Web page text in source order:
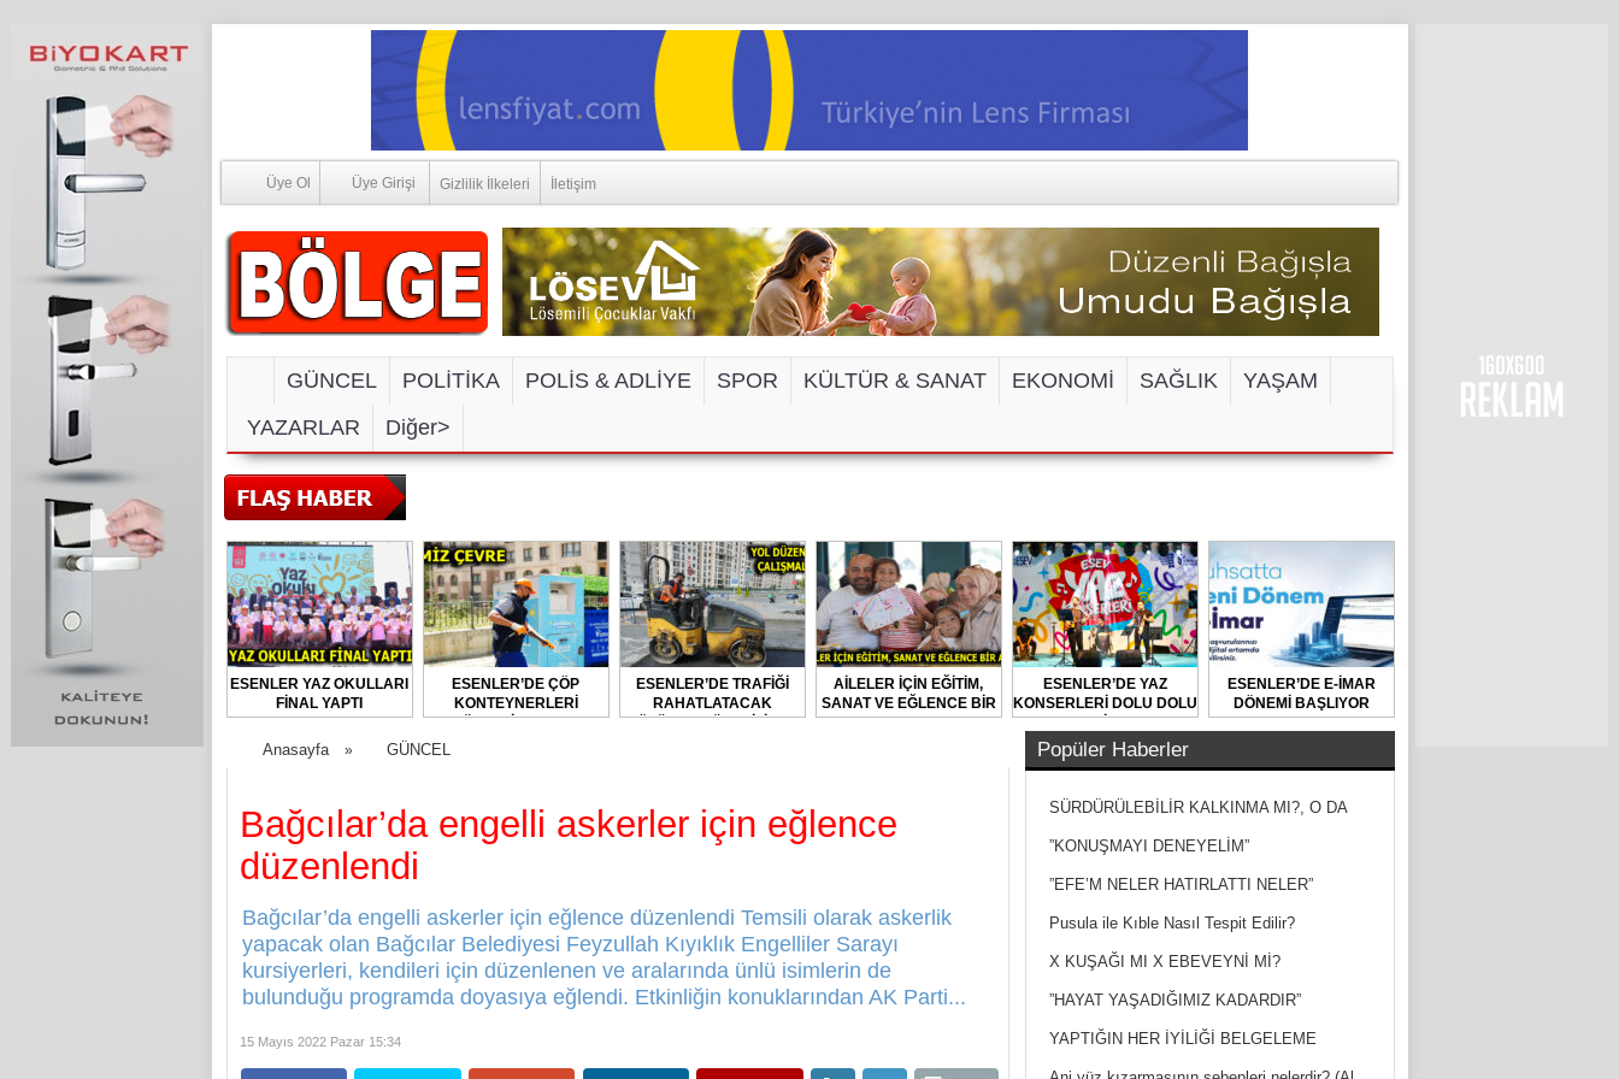
Üye Ol Üye Girişi Gizlilik İlkeleri İletişim
GÜNCEL POLİTİKA POLİS & ADLİYE SPOR KÜLTÜR & SANAT EKONOMİ SAĞLIK
YAŞAM
YAZARLAR
Diğer>
ESENLER YAZ OKULLARI
FİNAL YAPTI
ESENLER’DE ÇÖP
KONTEYNERLERİ
DÜZENLİ OLARAK
DEZENFEKTE EDİLİYOR
ESENLER’DE TRAFİĞİ
RAHATLATACAK
ÇÖZÜMLER ÜRETİLİYOR
AİLELER İÇİN EĞİTİM,
SANAT VE EĞLENCE BİR
ARADA
ESENLER’DE YAZ
KONSERLERİ DOLU DOLU
GEÇİYOR
ESENLER’DE E-İMAR
DÖNEMİ BAŞLIYOR
Anasayfa » GÜNCEL
Bağcılar’da engelli askerler için eğlence
düzenlendi
Bağcılar’da engelli askerler için eğlence düzenlendi Temsili olarak askerlik
yapacak olan Bağcılar Belediyesi Feyzullah Kıyıklık Engelliler Sarayı
kursiyerleri, kendileri için düzenlenen ve aralarında ünlü isimlerin de
bulunduğu programda doyasıya eğlendi. Etkinliğin konuklarından AK Parti...
15 Mayıs 2022 Pazar 15:34
Popüler Haberler
SÜRDÜRÜLEBİLİR KALKINMA MI?, O DA
NEYMİŞ?
”KONUŞMAYI DENEYELİM”
”EFE’M NELER HATIRLATTI NELER”
Pusula ile Kıble Nasıl Tespit Edilir?
X KUŞAĞI MI X EBEVEYNİ Mİ?
”HAYAT YAŞADIĞIMIZ KADARDIR”
YAPTIĞIN HER İYİLİĞİ BELGELEME